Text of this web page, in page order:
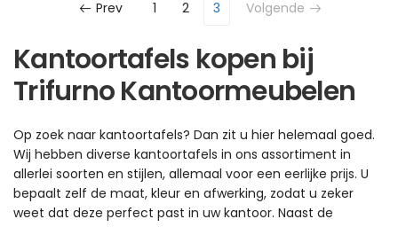
Prev 1 2 3 Volgende
Kantoortafels kopen bij
Trifurno Kantoormeubelen
Op zoek naar kantoortafels? Dan zit u hier helemaal goed.
Wij hebben diverse kantoortafels in ons assortiment in
allerlei soorten en stijlen, allemaal voor een eerlijke prijs. U
bepaalt zelf de maat, kleur en afwerking, zodat u zeker
weet dat deze perfect past in uw kantoor. Naast de